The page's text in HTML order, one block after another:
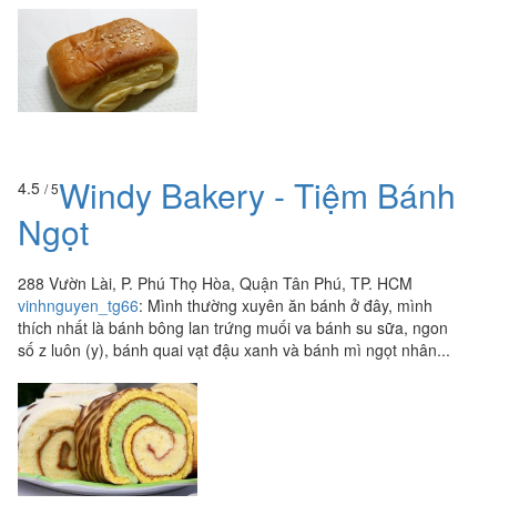
4.5 / 5Windy Bakery - Tiệm Bánh
Ngọt
288 Vườn Lài, P. Phú Thọ Hòa, Quận Tân Phú, TP. HCM
vinhnguyen_tg66: Mình thường xuyên ăn bánh ở đây, mình
thích nhất là bánh bông lan trứng muối va bánh su sữa, ngon
số z luôn (y), bánh quai vạt đậu xanh và bánh mì ngọt nhân...